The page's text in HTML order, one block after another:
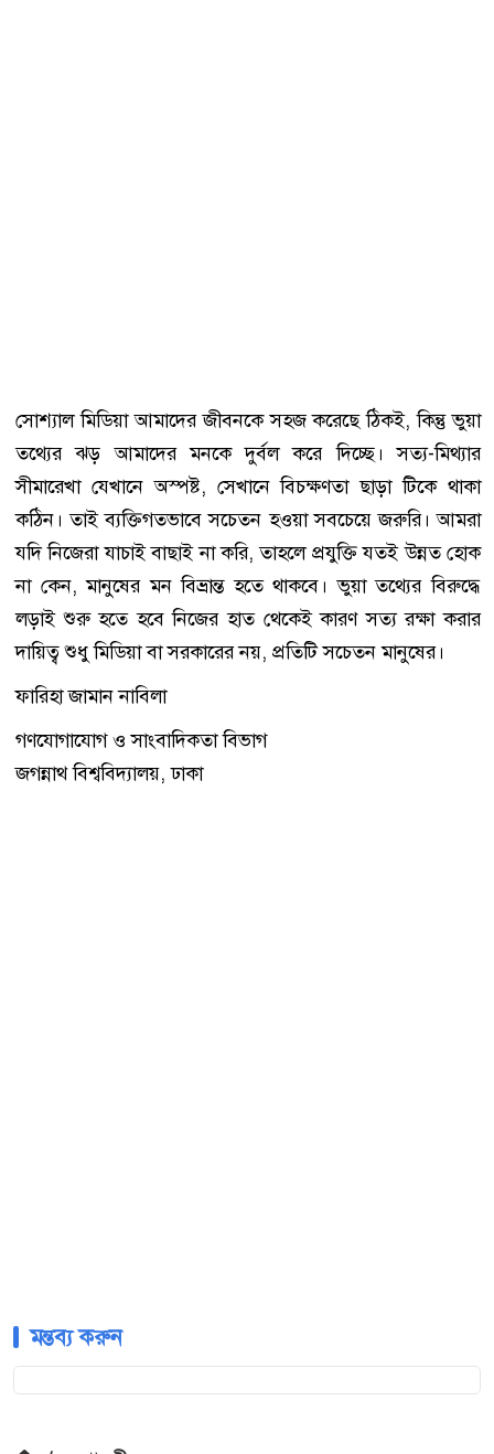
সোশ্যাল মিডিয়া আমাদের জীবনকে সহজ করেছে ঠিকই, কিন্তু ভুয়া
তথ্যের ঝড় আমাদের মনকে দুর্বল করে দিচ্ছে। সত্য-মিথ্যার
সীমারেখা যেখানে অস্পষ্ট, সেখানে বিচক্ষণতা ছাড়া টিকে থাকা
কঠিন। তাই ব্যক্তিগতভাবে সচেতন হওয়া সবচেয়ে জরুরি। আমরা
যদি নিজেরা যাচাই বাছাই না করি, তাহলে প্রযুক্তি যতই উন্নত হোক
না কেন, মানুষের মন বিভ্রান্ত হতে থাকবে। ভুয়া তথ্যের বিরুদ্ধে
লড়াই শুরু হতে হবে নিজের হাত থেকেই কারণ সত্য রক্ষা করার
দায়িত্ব শুধু মিডিয়া বা সরকারের নয়, প্রতিটি সচেতন মানুষের।
ফারিহা জামান নাবিলা
গণযোগাযোগ ও সাংবাদিকতা বিভাগ
জগন্নাথ বিশ্ববিদ্যালয়, ঢাকা
মন্তব্য করুন